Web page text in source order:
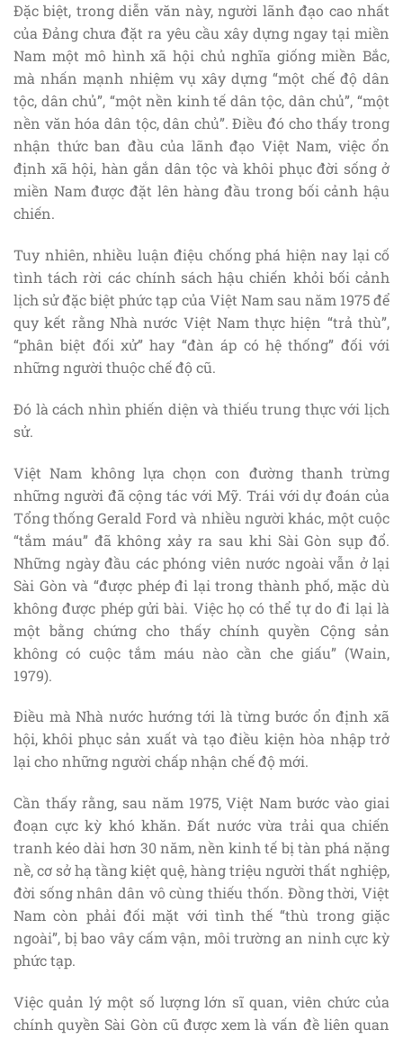
Đặc biệt, trong diễn văn này, người lãnh đạo cao nhất
của Đảng chưa đặt ra yêu cầu xây dựng ngay tại miền
Nam một mô hình xã hội chủ nghĩa giống miền Bắc,
mà nhấn mạnh nhiệm vụ xây dựng “một chế độ dân
tộc, dân chủ”, “một nền kinh tế dân tộc, dân chủ”, “một
nền văn hóa dân tộc, dân chủ”. Điều đó cho thấy trong
nhận thức ban đầu của lãnh đạo Việt Nam, việc ổn
định xã hội, hàn gắn dân tộc và khôi phục đời sống ở
miền Nam được đặt lên hàng đầu trong bối cảnh hậu
chiến.
Tuy nhiên, nhiều luận điệu chống phá hiện nay lại cố
tình tách rời các chính sách hậu chiến khỏi bối cảnh
lịch sử đặc biệt phức tạp của Việt Nam sau năm 1975 để
quy kết rằng Nhà nước Việt Nam thực hiện “trả thù”,
“phân biệt đối xử” hay “đàn áp có hệ thống” đối với
những người thuộc chế độ cũ.
Đó là cách nhìn phiến diện và thiếu trung thực với lịch
sử.
Việt Nam không lựa chọn con đường thanh trừng
những người đã cộng tác với Mỹ. Trái với dự đoán của
Tổng thống Gerald Ford và nhiều người khác, một cuộc
“tắm máu” đã không xảy ra sau khi Sài Gòn sụp đổ.
Những ngày đầu các phóng viên nước ngoài vẫn ở lại
Sài Gòn và “được phép đi lại trong thành phố, mặc dù
không được phép gửi bài. Việc họ có thể tự do đi lại là
một bằng chứng cho thấy chính quyền Cộng sản
không có cuộc tắm máu nào cần che giấu” (Wain,
1979).
Điều mà Nhà nước hướng tới là từng bước ổn định xã
hội, khôi phục sản xuất và tạo điều kiện hòa nhập trở
lại cho những người chấp nhận chế độ mới.
Cần thấy rằng, sau năm 1975, Việt Nam bước vào giai
đoạn cực kỳ khó khăn. Đất nước vừa trải qua chiến
tranh kéo dài hơn 30 năm, nền kinh tế bị tàn phá nặng
nề, cơ sở hạ tầng kiệt quệ, hàng triệu người thất nghiệp,
đời sống nhân dân vô cùng thiếu thốn. Đồng thời, Việt
Nam còn phải đối mặt với tình thế “thù trong giặc
ngoài”, bị bao vây cấm vận, môi trường an ninh cực kỳ
phức tạp.
Việc quản lý một số lượng lớn sĩ quan, viên chức của
chính quyền Sài Gòn cũ được xem là vấn đề liên quan